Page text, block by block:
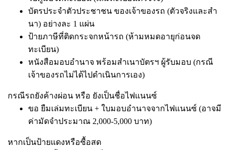
บัตรประจำตัวประชาชน ของเจ้าของรถ (ตัวจริงและสำ
นา) อย่างละ 1 แผ่น
ป้ายภาษีที่ติดกระจกหน้ารถ (ห้ามหมดอายุก่อนจด
ทะเบียน)
หนังสือมอบอำนาจ พร้อมสำเนาบัตรฯ ผู้รับมอบ (กรณี
เจ้าของรถไม่ได้ไปดำเนินการเอง)
กรณีรถยังค้างผ่อน หรือ ยังเป็นชื่อไฟแนนซ์
ขอ ยืมเล่มทะเบียน + ใบมอบอำนาจจากไฟแนนซ์ (อาจมี
ค่ามัดจำประมาณ 2,000-5,000 บาท)
หากเป็นป้ายแดงหรือซื้อสด